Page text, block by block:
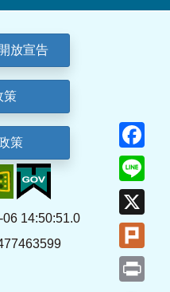
放宣告
策
策
14:50:51.0